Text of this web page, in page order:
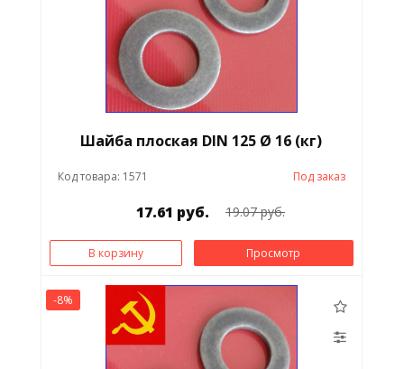
Шайба плоская DIN 125 Ø 16 (кг)
Код товара: 1571 Под заказ
17.61 руб. 19.07 руб.
В корзину Просмотр
-8%